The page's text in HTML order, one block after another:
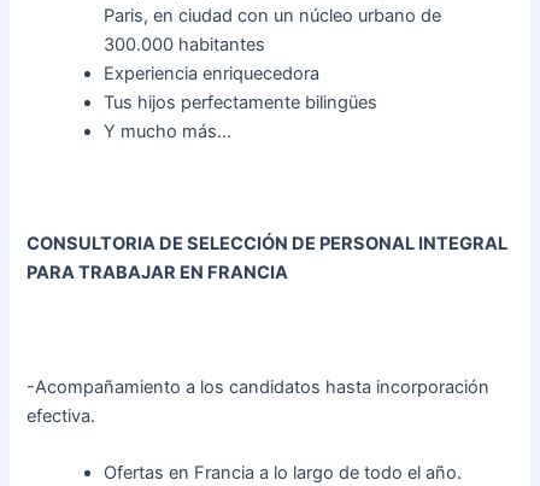
Paris, en ciudad con un núcleo urbano de
300.000 habitantes
Experiencia enriquecedora
Tus hijos perfectamente bilingües
Y mucho más…
CONSULTORIA DE SELECCIÓN DE PERSONAL INTEGRAL
PARA TRABAJAR EN FRANCIA
-Acompañamiento a los candidatos hasta incorporación
efectiva.
Ofertas en Francia a lo largo de todo el año.